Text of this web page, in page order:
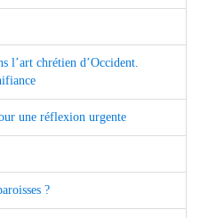
l’art chrétien d’Occident.
une réflexion urgente
?